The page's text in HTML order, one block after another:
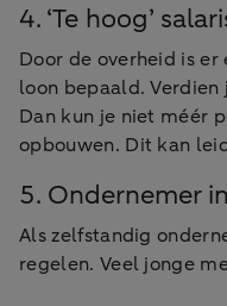
4. ‘Te hoog’
Door de overheid is
loon bepaald.
Dan kun je niet méér
opbouwen. Dit kan
5. Ondernemer
Als zelfstandig
regelen. Veel jonge